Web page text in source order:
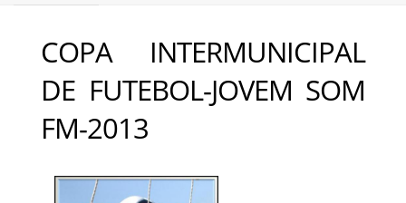
COPA INTERMUNICIPAL
DE FUTEBOL-JOVEM SOM
FM-2013